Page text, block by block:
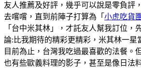
友人推薦及好評，幾乎可以說是零負評
去嚐嚐，直到前陣子打算為「 小虎吃貨團
「台中米其林」，才託友人幫我訂位，
論:比我期待的精彩更精彩，米其林一星
目前為止，台灣我吃過最喜歡的法餐。
也有些歐義料理的影子，甚至是像日法